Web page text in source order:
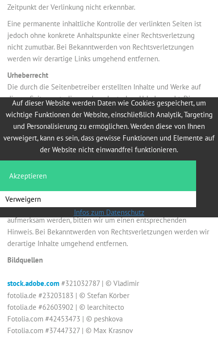
Zeitpunkt der Verlinkung nicht erkennbar.
Eine permanente inhaltliche Kontrolle der verlinkten Seiten ist
jedoch ohne konkrete Anhaltspunkte einer Rechtsverletzung
nicht zumutbar. Bei Bekanntwerden von Rechtsverletzungen
werden wir derartige Links umgehend entfernen.
Urheberrecht
Die durch die Seitenbetreiber erstellten Inhalte und Werke auf
diesen Seiten unterliegen dem deutschen Urheberrecht. Die
Vervielfältigung, Bearbeitung, Verbreitung und jede Art der
Verwertung außerhalb der Grenzen des Urheberrechtes bedürfen
der schriftlichen Zustimmung des jeweiligen Autors bzw.
Erstellers. Downloads und Kopien dieser Seite sind nur für den
Soweit die Inhalte auf dieser Seite nicht vom Betreiber erstellt
Insbesondere werden Inhalte Dritter als solche gekennzeichnet.
Sollten Sie trotzdem auf eine Urheberrechtsverletzung
aufmerksam werden, bitten wir um einen entsprechenden
Hinweis. Bei Bekanntwerden von Rechtsverletzungen werden wir
derartige Inhalte umgehend entfernen.
Bildquellen
stock.adobe.com #321032787 | © Vladimir
fotolia.de #23203183 | © Stefan Körber
fotolia.de #62603902 | © learchitecto
Fotolia.com #42453473 | © peshkova
Fotolia.com #37447327 | © Max Krasnov
Auf dieser Website werden Daten wie Cookies gespeichert, um
wichtige Funktionen der Website, einschließlich Analytik, Targeting
und Personalisierung zu ermöglichen. Werden diese von Ihnen
verweigert, kann es sein, dass gewisse Funktionen und Elemente auf
der Website nicht einwandfrei funktionieren.
Akzeptieren
Verweigern
Infos zum Datenschutz